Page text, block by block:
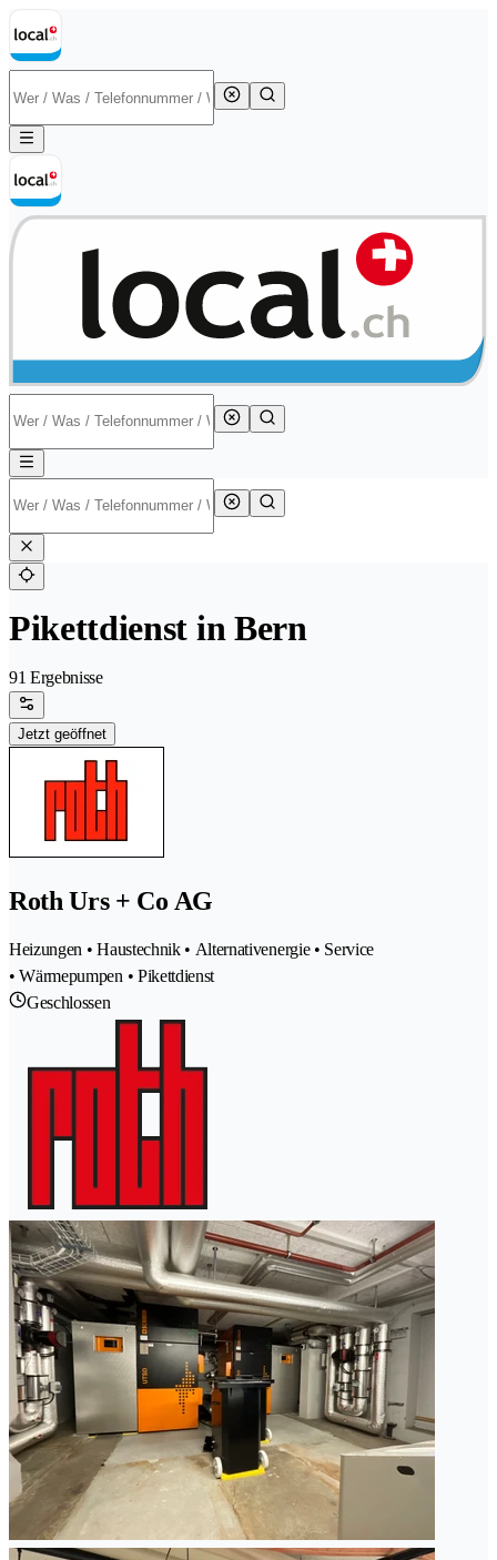
Pikettdienst in Bern
91 Ergebnisse
Jetzt geöffnet
Roth Urs + Co AG
Heizungen • Haustechnik • Alternativenergie • Service
• Wärmepumpen • Pikettdienst
Geschlossen